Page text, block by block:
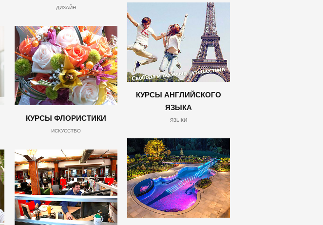
ДИЗАЙН
КУРСЫ АНГЛИЙСКОГО
ЯЗЫКА
ЯЗЫКИ
КУРСЫ ФЛОРИСТИКИ
ИСКУССТВО